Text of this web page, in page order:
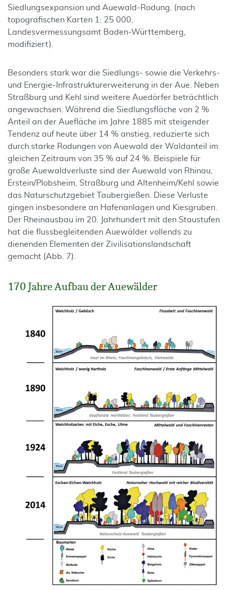
Siedlungsexpansion und Auewald-Rodung. (nach
topografischen Karten 1: 25 000,
Landesvermessungsamt Baden-Württemberg,
modifiziert).
Besonders stark war die Siedlungs- sowie die Verkehrs-
und Energie-Infrastrukturerweiterung in der Aue. Neben
Straßburg und Kehl sind weitere Auedörfer beträchtlich
angewachsen. Während die Siedlungsfläche von 2 %
Anteil an der Auefläche im Jahre 1885 mit steigender
Tendenz auf heute über 14 % anstieg, reduzierte sich
durch starke Rodungen von Auewald der Waldanteil im
gleichen Zeitraum von 35 % auf 24 %. Beispiele für
große Auewaldverluste sind der Auewald von Rhinau,
Erstein/Plobsheim, Straßburg und Altenheim/Kehl sowie
das Naturschutzgebiet Taubergießen. Diese Verluste
gingen insbesondere an Hafenanlagen und Kiesgruben.
Der Rheinausbau im 20. Jahrhundert mit den Staustufen
hat die flussbegleitenden Auewälder vollends zu
dienenden Elementen der Zivilisationslandschaft
gemacht (Abb. 7).
170 Jahre Aufbau der Auewälder